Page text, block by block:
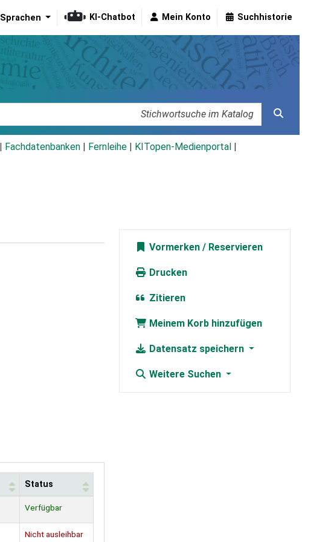
Sprachen KI-Chatbot Mein Konto Suchhistorie
Fachdatenbanken Fernleihe KITopen-Medienportal
Status
Verfügbar
Nicht ausleihbar
Vormerken
Drucken
Zitieren
Meinem Korb hinzufügen
Datensatz speichern
Weitere Suchen